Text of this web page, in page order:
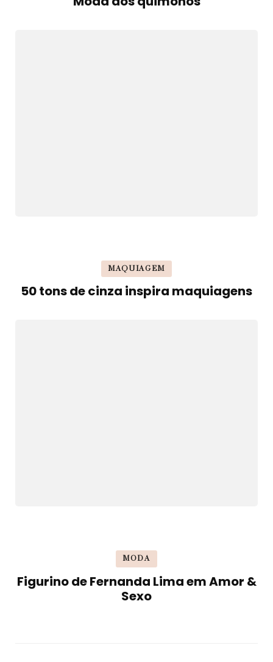
MAQUIAGEM
50 tons de cinza inspira maquiagens
MODA
Figurino de Fernanda Lima em Amor &
Sexo